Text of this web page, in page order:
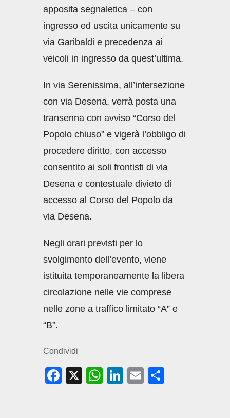
apposita segnaletica – con
ingresso ed uscita unicamente su
via Garibaldi e precedenza ai
veicoli in ingresso da quest’ultima.
In via Serenissima, all’intersezione
con via Desena, verrà posta una
transenna con avviso “Corso del
Popolo chiuso” e vigerà l’obbligo di
procedere diritto, con accesso
consentito ai soli frontisti di via
Desena e contestuale divieto di
accesso al Corso del Popolo da
via Desena.
Negli orari previsti per lo
svolgimento dell’evento, viene
istituita temporaneamente la libera
circolazione nelle vie comprese
nelle zone a traffico limitato “A” e
“B”.
Condividi
F
X
W
Li
E